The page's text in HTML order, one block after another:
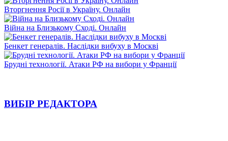
Вторгнення Росії в Україну. Онлайн
Війна на Близькому Сході. Онлайн
Бенкет генералів. Наслідки вибуху в Москві
Брудні технології. Атаки РФ на вибори у Франції
ВИБІР РЕДАКТОРА